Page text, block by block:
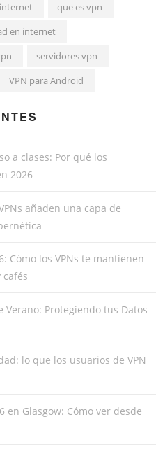
que es vpn
en internet
servidores vpn
VPN para Android
a clases: Por qué los
2026
añaden una capa de
Cómo los VPNs te mantienen
Verano: Protegiendo tus Datos
lo que los usuarios de VPN
en Glasgow: Cómo ver desde